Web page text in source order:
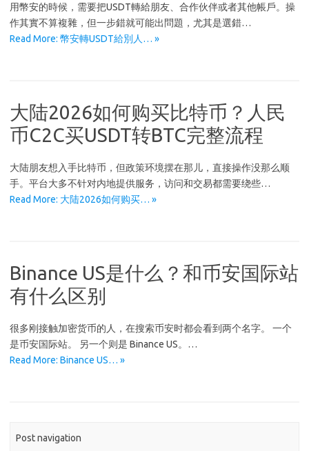
用幣安的時候，需要把USDT轉給朋友、合作伙伴或者其他帳戶。操
作其實不算複雜，但一步錯就可能出問題，尤其是選錯…
Read More: 幣安轉USDT給別人… »
大陆2026如何购买比特币？人民
币C2C买USDT转BTC完整流程
大陆朋友想入手比特币，但政策环境摆在那儿，直接操作没那么顺
手。平台大多不针对内地提供服务，访问和交易都需要绕些…
Read More: 大陆2026如何购买… »
Binance US是什么？和币安国际站
有什么区别
很多刚接触加密货币的人，在搜索币安时都会看到两个名字。 一个
是币安国际站。 另一个则是 Binance US。…
Read More: Binance US… »
Post navigation